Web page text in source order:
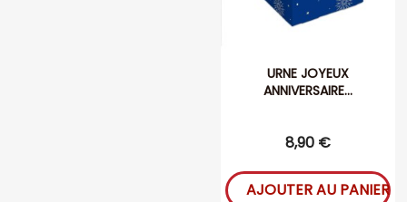
URNE JOYEUX
ANNIVERSAIRE...
8,90 €
AJOUTER AU PANIER